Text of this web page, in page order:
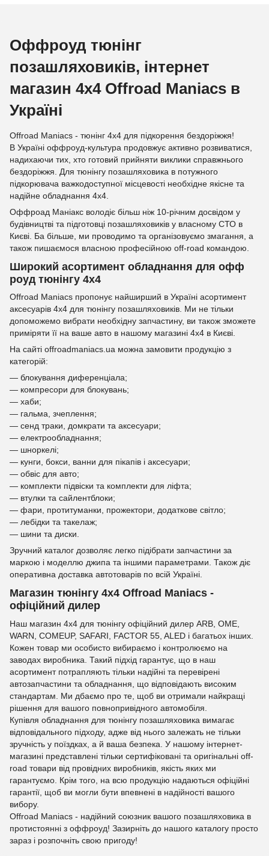
Оффроуд тюнінг
позашляховиків, інтернет
магазин 4x4 Offroad Maniacs в
Україні
Offroad Maniacs - тюнінг 4х4 для підкорення бездоріжжя!
В Україні оффроуд-культура продовжує активно розвиватися,
надихаючи тих, хто готовий прийняти виклики справжнього
бездоріжжя. Для тюнінгу позашляховика в потужного
підкорювача важкодоступної місцевості необхідне якісне та
надійне обладнання 4х4.
Оффроад Маніакс володіє більш ніж 10-річним досвідом у
будівництві та підготовці позашляховиків у власному СТО в
Києві. Ба більше, ми проводимо та організовуємо змагання, а
також пишаємося власною професійною off-road командою.
Широкий асортимент обладнання для офф
роуд тюнінгу 4х4
Offroad Maniacs пропонує найширший в Україні асортимент
аксесуарів 4x4 для тюнінгу позашляховиків. Ми не тільки
допоможемо вибрати необхідну запчастину, ви також зможете
приміряти її на ваше авто в нашому магазині 4х4 в Києві.
На сайті offroadmaniacs.ua можна замовити продукцію з
категорій:
— блокування диференціала;
— компресори для блокувань;
— хаби;
— гальма, зчеплення;
— сенд траки, домкрати та аксесуари;
— електрообладнання;
— шноркелі;
— кунги, бокси, ванни для пікапів і аксесуари;
— обвіс для авто;
— комплекти підвіски та комплекти для ліфта;
— втулки та сайлентблоки;
— фари, протитуманки, прожектори, додаткове світло;
— лебідки та такелаж;
— шини та диски.
Зручний каталог дозволяє легко підібрати запчастини за
маркою і моделлю джипа та іншими параметрами. Також діє
оперативна доставка автотоварів по всій Україні.
Магазин тюнінгу 4х4 Offroad Maniacs -
офіційний дилер
Наш магазин 4х4 для тюнінгу офіційний дилер ARB, OME,
WARN, COMEUP, SAFARI, FACTOR 55, ALED і багатьох інших.
Кожен товар ми особисто вибираємо і контролюємо на
заводах виробника. Такий підхід гарантує, що в наш
асортимент потрапляють тільки надійні та перевірені
автозапчастини та обладнання, що відповідають високим
стандартам. Ми дбаємо про те, щоб ви отримали найкращі
рішення для вашого повнопривідного автомобіля.
Купівля обладнання для тюнінгу позашляховика вимагає
відповідального підходу, адже від нього залежать не тільки
зручність у поїздках, а й ваша безпека. У нашому інтернет-
магазині представлені тільки сертифіковані та оригінальні off-
road товари від провідних виробників, якість яких ми
гарантуємо. Крім того, на всю продукцію надаються офіційні
гарантії, щоб ви могли бути впевнені в надійності вашого
вибору.
Offroad Maniacs - надійний союзник вашого позашляховика в
протистоянні з оффроуд! Зазирніть до нашого каталогу просто
зараз і розпочніть свою пригоду!